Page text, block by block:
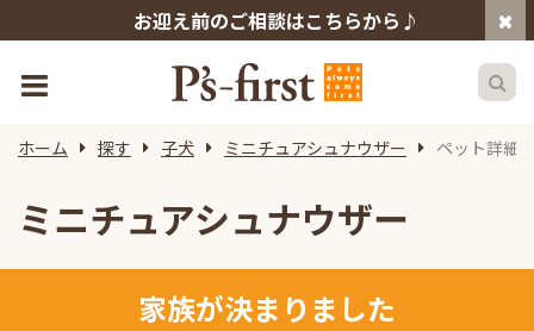
お迎え前のご相談はこちらから♪
ホーム 探す 子犬 ミニチュアシュナウザー ペット詳細
ミニチュアシュナウザー
家族が決まりました